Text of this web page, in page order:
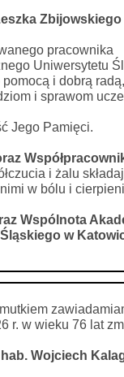
Zbijowskiego
pracownika
Uniwersytetu
pomocą i dobrą radą,
i sprawom
Jego Pamięci.
i żalu
w bólu i
Wspólnota
w
r. w wieku 76 lat
Wojciech